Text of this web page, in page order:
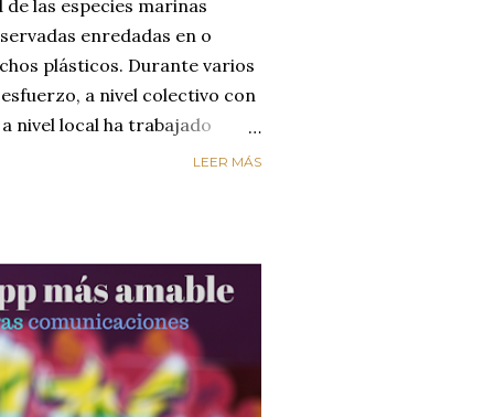
las especies marinas
enredadas en o
plásticos. Durante varios
a nivel colectivo con
nivel local ha trabajado
con mi familia. Si bien
de iniciar la limpieza. El
Estamos hablando de
y los que van a limpiar las
los que las ensucian, en...
LEER MÁS